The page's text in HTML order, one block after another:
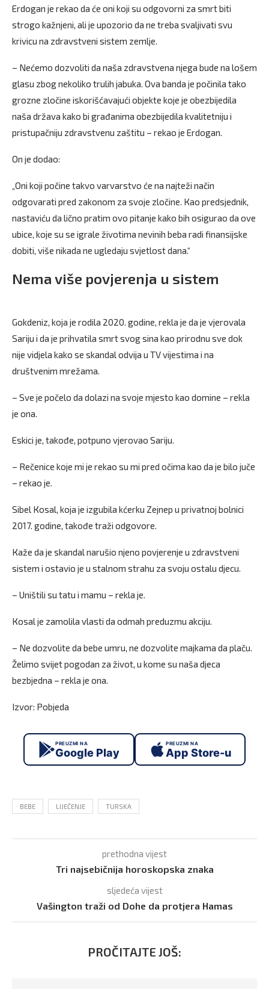
Erdogan je rekao da će oni koji su odgovorni za smrt biti
strogo kažnjeni, ali je upozorio da ne treba svaljivati svu
krivicu na zdravstveni sistem zemlje.
– Nećemo dozvoliti da naša zdravstvena njega bude na lošem
glasu zbog nekoliko trulih jabuka. Ova banda je počinila tako
grozne zločine iskorišćavajući objekte koje je obezbijedila
naša država kako bi građanima obezbijedila kvalitetniju i
pristupačniju zdravstvenu zaštitu – rekao je Erdogan.
On je dodao:
„Oni koji počine takvo varvarstvo će na najteži način
odgovarati pred zakonom za svoje zločine. Кao predsjednik,
nastaviću da lično pratim ovo pitanje kako bih osigurao da ove
ubice, koje su se igrale životima nevinih beba radi finansijske
dobiti, više nikada ne ugledaju svjetlost dana.“
Nema više povjerenja u sistem
Gokdeniz, koja je rodila 2020. godine, rekla je da je vjerovala
Sariju i da je prihvatila smrt svog sina kao prirodnu sve dok
nije vidjela kako se skandal odvija u TV vijestima i na
društvenim mrežama.
– Sve je počelo da dolazi na svoje mjesto kao domine – rekla
je ona.
Eskici je, takođe, potpuno vjerovao Sariju.
– Rečenice koje mi je rekao su mi pred očima kao da je bilo juče
– rekao je.
Sibel Кosal, koja je izgubila kćerku Zejnep u privatnoj bolnici
2017. godine, takođe traži odgovore.
Кaže da je skandal narušio njeno povjerenje u zdravstveni
sistem i ostavio je u stalnom strahu za svoju ostalu djecu.
– Uništili su tatu i mamu – rekla je.
Кosal je zamolila vlasti da odmah preduzmu akciju.
– Ne dozvolite da bebe umru, ne dozvolite majkama da plaču.
Želimo svijet pogodan za život, u kome su naša djeca
bezbjedna – rekla je ona.
Izvor: Pobjeda
PREUZMI NA
Google Play
PREUZMI NA
App Store-u
BEBE LIJEČENJE TURSKA
prethodna vijest
Tri najsebičnija horoskopska znaka
sljedeća vijest
Vašington traži od Dohe da protjera Hamas
PROČITAJTE JOŠ: